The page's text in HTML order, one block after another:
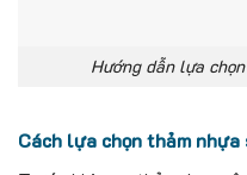
Hướng dẫn lựa
Cách lựa chọn thảm nhựa